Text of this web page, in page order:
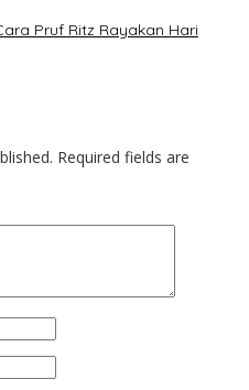
Pruf Ritz Rayakan Hari
Required fields are